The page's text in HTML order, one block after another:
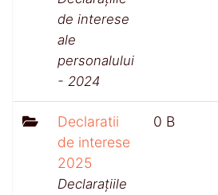
de interese
ale
personalului
- 2024
Declaratii
de interese
2025
Declarațiile
0 B